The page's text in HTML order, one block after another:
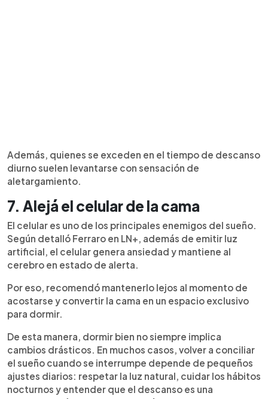
Además, quienes se exceden en el tiempo de descanso
diurno suelen levantarse con sensación de
aletargamiento.
7. Alejá el celular de la cama
El celular es uno de los principales enemigos del sueño.
Según detalló Ferraro en LN+, además de emitir luz
artificial, el celular genera ansiedad y mantiene al
cerebro en estado de alerta.
Por eso, recomendó mantenerlo lejos al momento de
acostarse y convertir la cama en un espacio exclusivo
para dormir.
De esta manera, dormir bien no siempre implica
cambios drásticos. En muchos casos, volver a conciliar
el sueño cuando se interrumpe depende de pequeños
ajustes diarios: respetar la luz natural, cuidar los hábitos
nocturnos y entender que el descanso es una